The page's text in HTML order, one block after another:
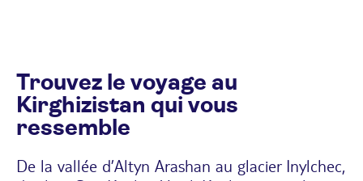
Trouvez le voyage au
Kirghizistan qui vous
ressemble
De la vallée d’Altyn Arashan au glacier Inylchec,